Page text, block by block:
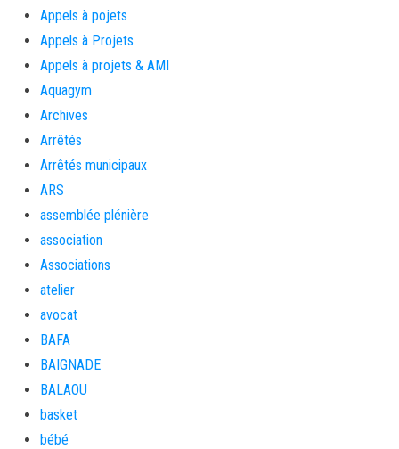
Appels à pojets
Appels à Projets
Appels à projets & AMI
Aquagym
Archives
Arrêtés
Arrêtés municipaux
ARS
assemblée plénière
association
Associations
atelier
avocat
BAFA
BAIGNADE
BALAOU
basket
bébé